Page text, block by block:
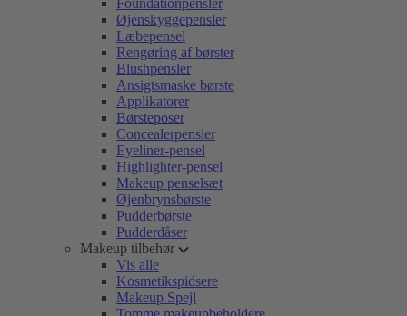
Foundationpensler
Øjenskyggepensler
Læbepensel
Rengøring af børster
Blushpensler
Ansigtsmaske børste
Applikatorer
Børsteposer
Concealerpensler
Eyeliner-pensel
Highlighter-pensel
Makeup penselsæt
Øjenbrynsbørste
Pudderbørste
Pudderdåser
Makeup tilbehør
Vis alle
Kosmetikspidsere
Makeup Spejl